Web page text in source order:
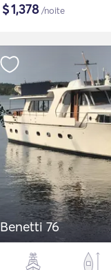
$1,378/noite
Benetti 76